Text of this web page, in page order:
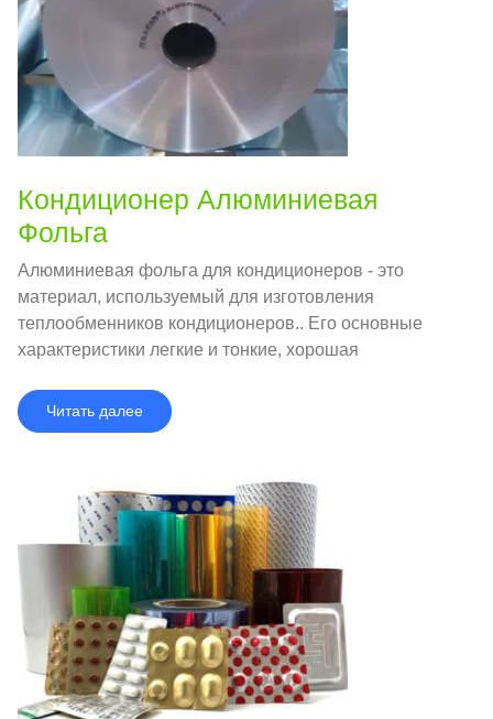
Кондиционер Алюминиевая
Фольга
Алюминиевая фольга для кондиционеров - это
материал, используемый для изготовления
теплообменников кондиционеров.. Его основные
характеристики легкие и тонкие, хорошая
Читать далее